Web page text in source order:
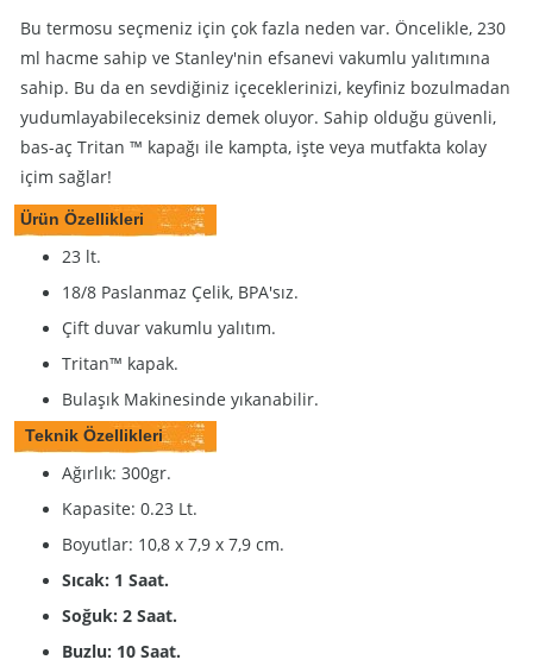
Bu termosu seçmeniz için çok fazla neden var. Öncelikle, 230
ml hacme sahip ve Stanley'nin efsanevi vakumlu yalıtımına
sahip. Bu da en sevdiğiniz içeceklerinizi, keyfiniz bozulmadan
yudumlayabileceksiniz demek oluyor. Sahip olduğu güvenli,
bas-aç Tritan ™ kapağı ile kampta, işte veya mutfakta kolay
içim sağlar!
Ürün Özellikleri
23 lt.
18/8 Paslanmaz Çelik, BPA'sız.
Çift duvar vakumlu yalıtım.
Tritan™ kapak.
Bulaşık Makinesinde yıkanabilir.
Teknik Özellikleri
Ağırlık: 300gr.
Kapasite: 0.23 Lt.
Boyutlar: 10,8 x 7,9 x 7,9 cm.
Sıcak: 1 Saat.
Soğuk: 2 Saat.
Buzlu: 10 Saat.